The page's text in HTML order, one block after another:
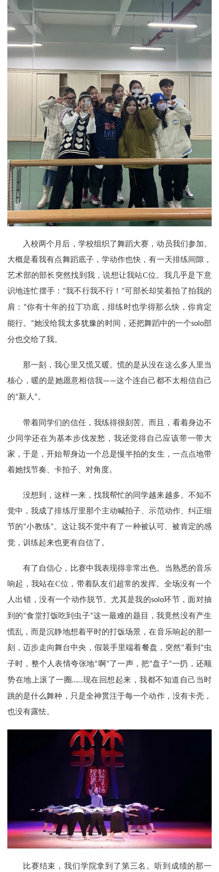
入校两个月后，学校组织了舞蹈大赛，动员我们参加。
大概是看我有点舞蹈底子，学动作也快，有一天排练间隙，
艺术部的部长突然找到我，说想让我站C位。我几乎是下意
识地连忙摆手： “我不行我不行！ ”可部长却笑着拍了拍我的
肩： “你有十年的拉丁功底，排练时也学得那么快，你肯定
能行。 ”她没给我太多犹豫的时间，还把舞蹈中的一个solo部
分也交给了我。
那一刻，我心里又慌又暖。慌的是从没在这么多人里当
核心，暖的是她愿意相信我——这个连自己都不太相信自己
的“新人 ”。
带着同学们的信任，我练得很刻苦。而且，看着身边不
少同学还在为基本步伐发愁，我还觉得自己应该带一带大
家，于是，开始帮身边一个总是慢半拍的女生，一点点地带
着她找节奏、卡拍子、对角度。
没想到，这样一来，找我帮忙的同学越来越多。不知不
觉中，我成了排练厅里那个主动喊拍子、示范动作、纠正细
节的“小教练”。这让我不觉中有了一种被认可、被肯定的感
觉，训练起来也更有自信了。
有了自信心，比赛中我表现得非常出色。当熟悉的音乐
响起，我站在C位，带着队友们超常的发挥。全场没有一个
人出错，没有一个动作脱节。尤其是我的solo环节，面对抽
到的“食堂打饭吃到虫子”这一最难的题目，我竟然没有产生
慌乱，而是沉静地想着平时的打饭场景，在音乐响起的那一
刻，迈步走向舞台中央，假装手里端着餐盘，突然“看到 ”虫
子时，整个人表情夸张地“啊”了一声，把“盘子”一扔，还顺
势在地上滚了一圈……现在回想起来，我都不知道自己当时
跳的是什么舞种，只是全神贯注于每一个动作，没有卡壳，
也没有露怯。
比赛结束，我们学院拿到了第三名。听到成绩的那一